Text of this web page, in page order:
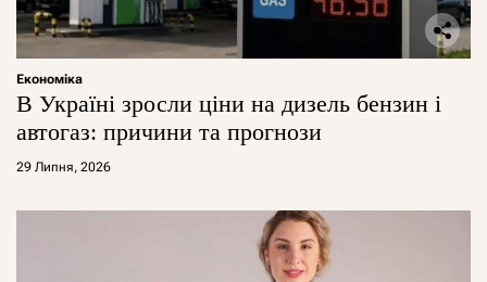
Економіка
В Україні зросли ціни на дизель бензин і
автогаз: причини та прогнози
29 Липня, 2026